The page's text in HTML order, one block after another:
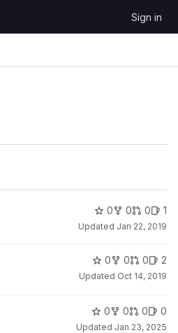
Sign in
0 0 0 1
Updated Jan 22, 2019
0 0 0 2
Updated Oct 14, 2019
0 0 0 0
Updated Jan 23, 2025